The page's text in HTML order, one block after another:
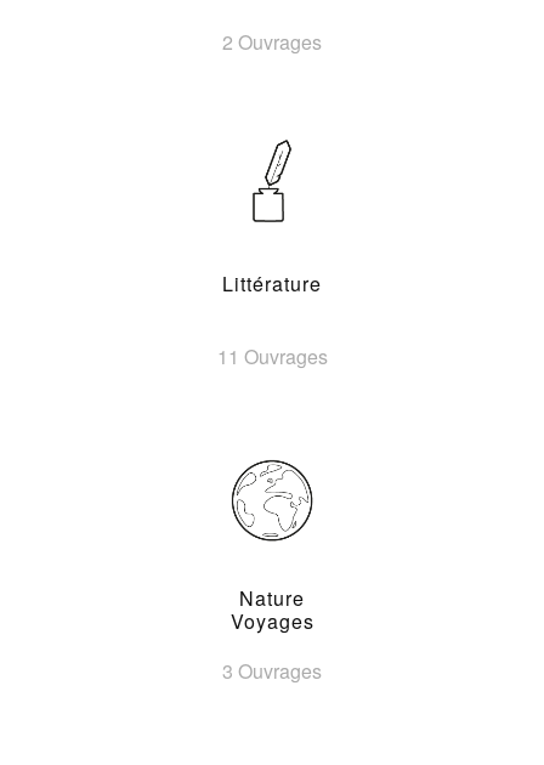
2 Ouvrages
Littérature
11 Ouvrages
Nature
Voyages
3 Ouvrages